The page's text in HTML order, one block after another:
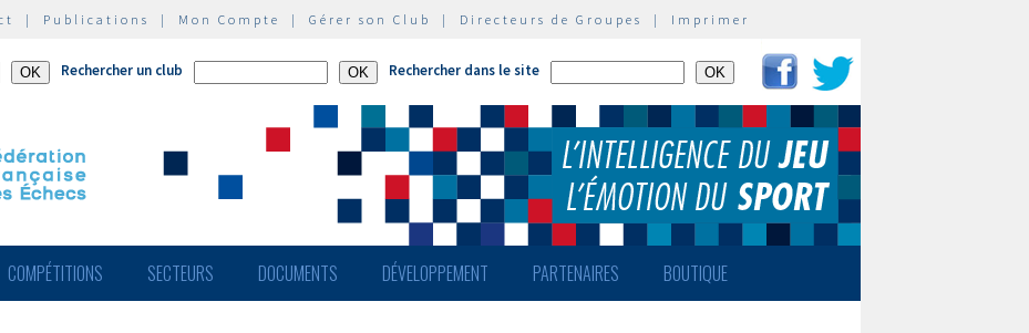
| Publications | Mon Compte | Gérer son Club | Directeurs de Groupes | Imprimer
Rechercher un club Rechercher dans le site
COMPÉTITIONS SECTEURS DOCUMENTS DÉVELOPPEMENT PARTENAIRES BOUTIQUE